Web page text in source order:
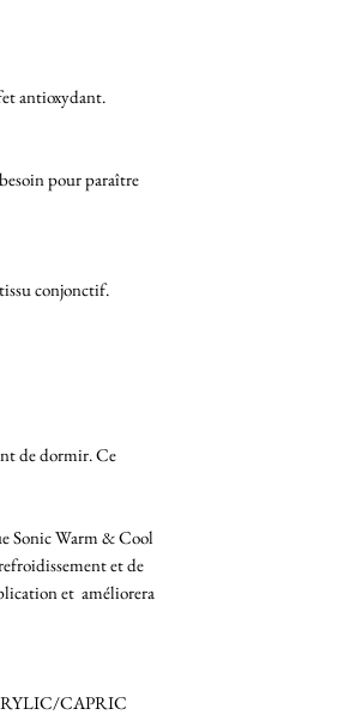
antioxydant.
pour paraître
conjonctif.
de dormir. Ce
Sonic Warm & Cool
et de
et améliorera
CAPRIC